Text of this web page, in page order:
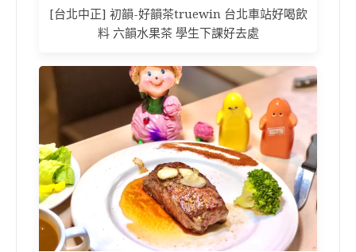
[台北中正] 初韻-好韻茶truewin 台北車站好喝飲
料 六韻水果茶 學生下課好去處